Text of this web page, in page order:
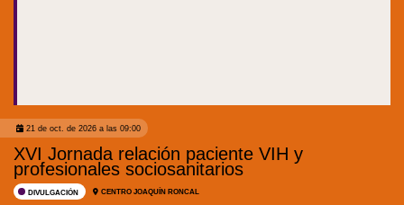
21 de oct. de 2026 a las 09:00
XVI Jornada relación paciente VIH y
profesionales sociosanitarios
DIVULGACIÓN CENTRO JOAQUÍN RONCAL